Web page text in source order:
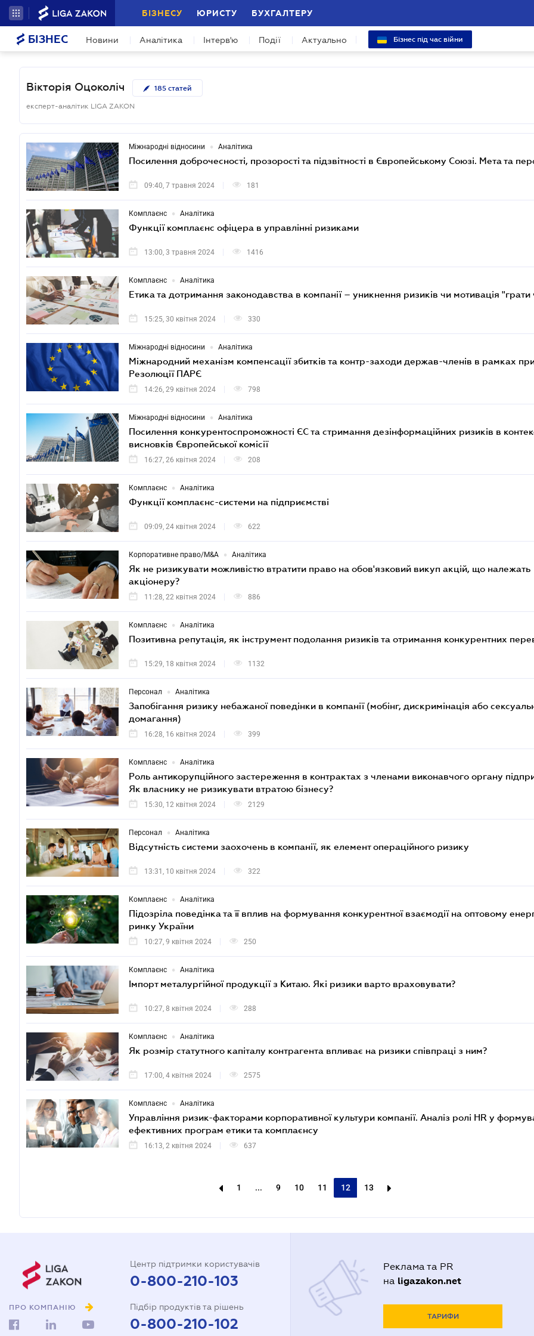
БІЗНЕСУ ЮРИСТУ БУХГАЛТЕРУ
БІЗНЕС Новини Аналітика Інтерв'ю Події Актуально Бізнес під час війни
Вікторія Оцоколіч 185 статей
експерт-аналітик LIGA ZAKON
Міжнародні відносини • Аналітика
Посилення доброчесності, прозорості та підзвітності в Європейському Союзі. Мета та
09:40, 7 травня 2024 181
Комплаєнс • Аналітика
Функції комплаєнс офіцера в управлінні ризиками
13:00, 3 травня 2024 1416
Комплаєнс • Аналітика
Етика та дотримання законодавства в компанії – уникнення ризиків чи мотивація "грати
15:25, 30 квітня 2024 330
Міжнародні відносини • Аналітика
Міжнародний механізм компенсації збитків та контр-заходи держав-членів в рамках
Резолюції ПАРЄ
14:26, 29 квітня 2024 798
Міжнародні відносини • Аналітика
Посилення конкурентоспроможності ЄС та стримання дезінформаційних ризиків в
висновків Європейської комісії
16:27, 26 квітня 2024 208
Комплаєнс • Аналітика
Функції комплаєнс-системи на підприємстві
09:09, 24 квітня 2024 622
Корпоративне право/M&A • Аналітика
Як не ризикувати можливістю втратити право на обов'язковий викуп акцій, що належать
акціонеру?
11:28, 22 квітня 2024 886
Комплаєнс • Аналітика
Позитивна репутація, як інструмент подолання ризиків та отримання конкурентних
15:29, 18 квітня 2024 1132
Персонал • Аналітика
Запобігання ризику небажаної поведінки в компанії (мобінг, дискримінація або
домагання)
16:28, 16 квітня 2024 399
Комплаєнс • Аналітика
Роль антикорупційного застереження в контрактах з членами виконавчого органу
Як власнику не ризикувати втратою бізнесу?
15:30, 12 квітня 2024 2129
Персонал • Аналітика
Відсутність системи заохочень в компанії, як елемент операційного ризику
13:31, 10 квітня 2024 322
Комплаєнс • Аналітика
Підозріла поведінка та її вплив на формування конкурентної взаємодії на оптовому
ринку України
10:27, 9 квітня 2024 250
Комплаєнс • Аналітика
Імпорт металургійної продукції з Китаю. Які ризики варто враховувати?
10:27, 8 квітня 2024 288
Комплаєнс • Аналітика
Як розмір статутного капіталу контрагента впливає на ризики співпраці з ним?
17:00, 4 квітня 2024 2575
Комплаєнс • Аналітика
Управління ризик-факторами корпоративної культури компанії. Аналіз ролі НR у
ефективних програм етики та комплаєнсу
16:13, 2 квітня 2024 637
1 ... 9 10 11 12 13
ПРО КОМПАНІЮ
Центр підтримки користувачів
0-800-210-103
Підбір продуктів та рішень
0-800-210-102
Реклама та PR
на ligazakon.net
ТАРИФИ